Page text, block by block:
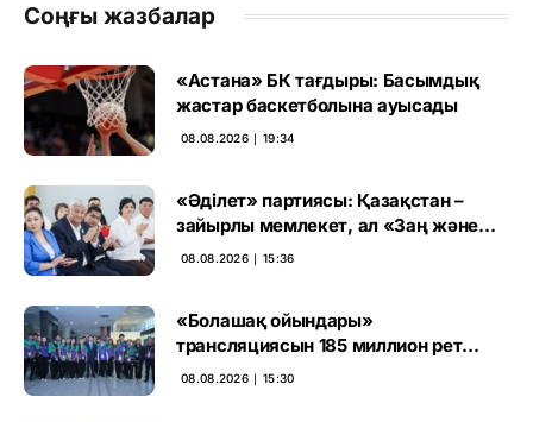
Соңғы жазбалар
«Астана» БК тағдыры: Басымдық
жастар баскетболына ауысады
08.08.2026 ∣ 19:34
«Әділет» партиясы: Қазақстан –
зайырлы мемлекет, ал «Заң және
тәртіп» қағидаты баршаға міндетті
08.08.2026 ∣ 15:36
«Болашақ ойындары»
трансляциясын 185 миллион рет
көрген
08.08.2026 ∣ 15:30